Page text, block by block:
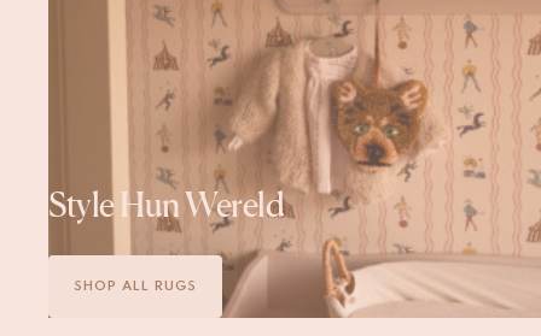
Style Hun Wereld
SHOP ALL RUGS